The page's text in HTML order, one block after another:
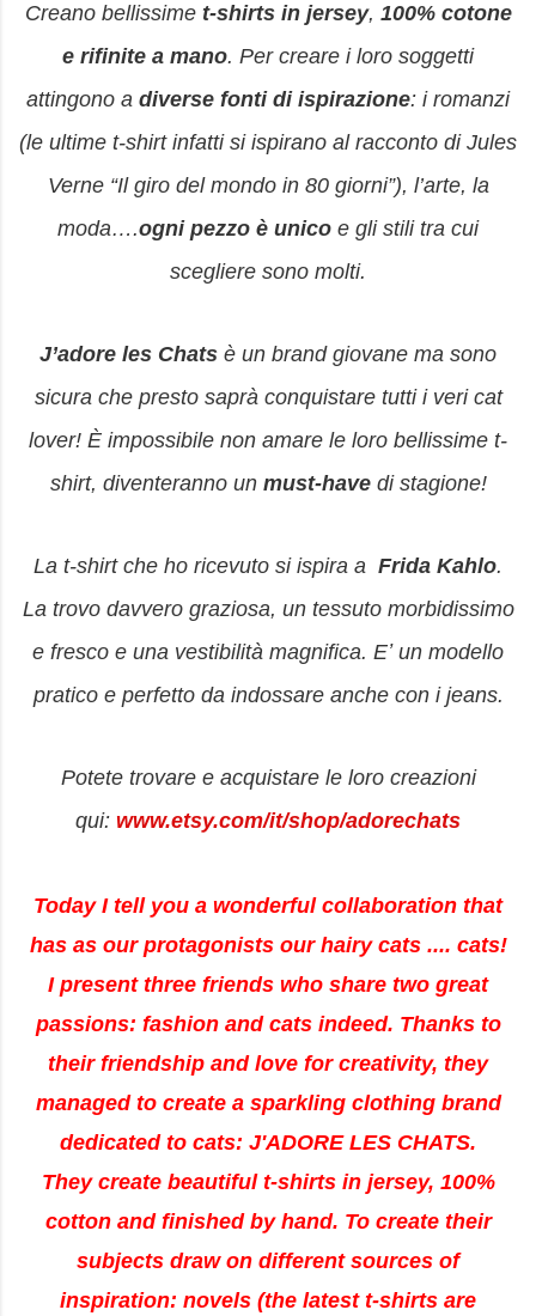
Creano bellissime t-shirts in jersey, 100% cotone
e rifinite a mano. Per creare i loro soggetti
attingono a diverse fonti di ispirazione: i romanzi
(le ultime t-shirt infatti si ispirano al racconto di Jules
Verne “Il giro del mondo in 80 giorni”), l’arte, la
moda….ogni pezzo è unico e gli stili tra cui
scegliere sono molti.
J’adore les Chats è un brand giovane ma sono
sicura che presto saprà conquistare tutti i veri cat
lover! È impossibile non amare le loro bellissime t-
shirt, diventeranno un must-havedi stagione!
La t-shirt che ho ricevuto si ispira a Frida Kahlo.
La trovo davvero graziosa, un tessuto morbidissimo
e fresco e una vestibilità magnifica. Eʼ un modello
pratico e perfetto da indossare anche con i jeans.
Potete trovare e acquistare le loro creazioni
qui: www.etsy.com/it/shop/adorechats
Today I tell you a wonderful collaboration that
has as our protagonists our hairy cats .... cats!
I present three friends who share two great
passions: fashion and cats indeed. Thanks to
their friendship and love for creativity, they
managed to create a sparkling clothing brand
dedicated to cats: J'ADORE LES CHATS.
They create beautiful t-shirts in jersey, 100%
cotton and finished by hand. To create their
subjects draw on different sources of
inspiration: novels (the latest t-shirts are